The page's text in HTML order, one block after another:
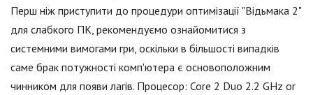
Перш ніж приступити до процедури оптимізації "Відьмака 2"
для слабкого ПК, рекомендуємо ознайомитися з
системними вимогами гри, оскільки в більшості випадків
саме брак потужності комп'ютера є основоположним
чинником для появи лагів. Процесор: Core 2 Duo 2.2 GHz or